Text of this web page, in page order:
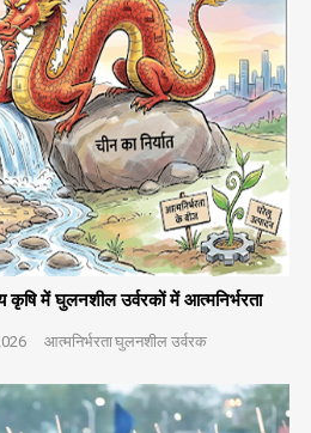
कृषि में घुलनशील उर्वरकों में आत्मनिर्भरता
आत्मनिर्भरताघुलनशील उर्वरक